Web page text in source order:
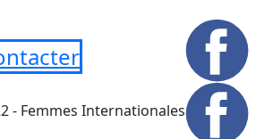
- Femmes Internationales Murs